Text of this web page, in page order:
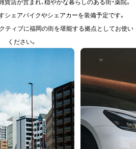
シェアバイクやシェアカーを装備予定です。
ティブに福岡の街を堪能する拠点としてお使い
ください。